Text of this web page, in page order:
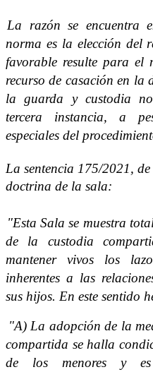
La razón se
norma es la elección del
favorable resulte para el
recurso de casación en la
la guarda y custodia
tercera instancia, a
especiales del
La sentencia 175/2021,
doctrina de la sala:
"Esta Sala se muestra
de la custodia
mantener vivos los
inherentes a las
sus hijos. En este sentido
"A) La adopción de la
compartida se halla
de los menores y es